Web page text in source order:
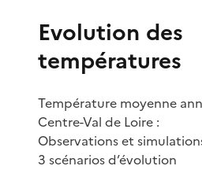
Evolution des
températures
Température moyenne
Centre-Val de Loire :
Observations et
3 scénarios d’évolution